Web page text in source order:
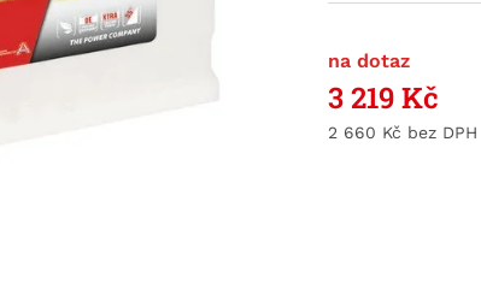
na dotaz
3 219Kč
2 660 Kč